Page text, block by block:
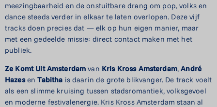
meezingbaarheid en de onstuitbare drang om pop, volks en
dance steeds verder in elkaar te laten overlopen. Deze vijf
tracks doen precies dat — elk op hun eigen manier, maar
met een gedeelde missie: direct contact maken met het
publiek.
Ze Komt Uit Amsterdam van Kris Kross Amsterdam,André
HazesenTabitha is daarin de grote blikvanger. De track voelt
als een slimme kruising tussen stadsromantiek, volksgevoel
en moderne festivalenergie. Kris Kross Amsterdam staan al